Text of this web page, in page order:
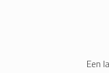
Een